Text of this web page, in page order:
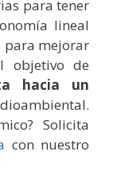
para tener
lineal
para mejorar
objetivo de
hacia un
Solicita
con nuestro